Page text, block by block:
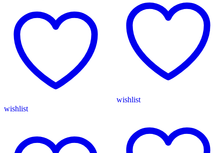
voor
buiten
wishlist
zwart
laag
uitbreiding
wishlist